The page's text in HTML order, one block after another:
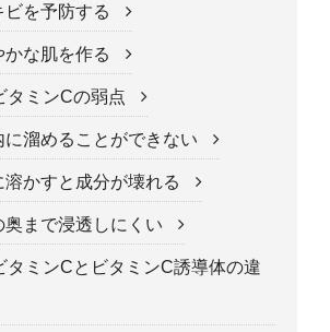
を予防する
な肌を作る
ミンCの弱点
溜めることができない
かすと成分が壊れる
まで浸透しにくい
ミンCとビタミンC誘導体の違